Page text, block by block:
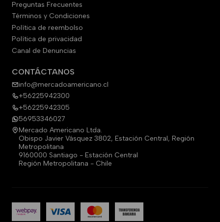
Preguntas Frecuentes
Términos y Condiciones
Política de reembolso
Política de privacidad
Canal de Denuncias
CONTÁCTANOS
info@mercadoamericano.cl
+56225942300
+56225942305
56953346027
Mercado Americano Ltda.
Obispo Javier Vásquez 3802, Estación Central, Región
Metropolitana
9160000 Santiago - Estación Central
Región Metropolitana - Chile